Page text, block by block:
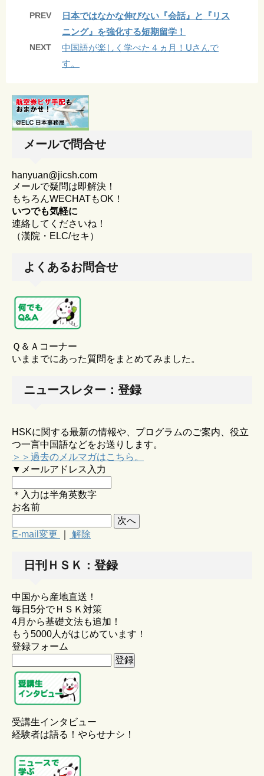
PREV
日本ではなかな伸びない『会話』と『リス
ニング』を強化する短期留学！
NEXT
中国語が楽しく学べた４ヵ月！Uさんで
す。
メールで問合せ
hanyuan@jicsh.com
メールで疑問は即解決！
もちろんWECHATもOK！
いつでも気軽に
連絡してくださいね！
（漢院・ELC/セキ）
よくあるお問合せ
Ｑ＆Ａコーナー
いままでにあった質問をまとめてみました。
ニュースレター：登録
HSKに関する最新の情報や、プログラムのご案内、役立
つ一言中国語などをお送りします。
＞＞過去のメルマガはこちら。
▼メールアドレス入力
＊入力は半角英数字
お名前
E-mail変更 解除
日刊ＨＳＫ：登録
中国から産地直送！
毎日5分でＨＳＫ対策
4月から基礎文法も追加！
もう5000人がはじめています！
登録フォーム
受講生インタビュー
経験者は語る！やらせナシ！